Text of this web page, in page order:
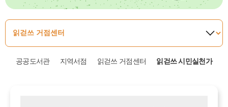
공공도서관 지역서점 읽걷쓰 거점센터 읽걷쓰 시민실천가